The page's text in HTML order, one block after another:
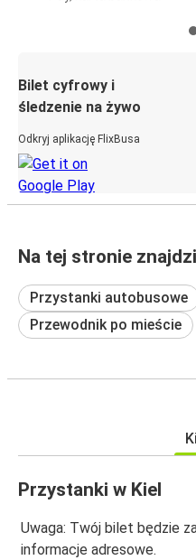
Bilet cyfrowy i
śledzenie na żywo
Odkryj aplikację FlixBusa
Na tej stronie
Przystanki autobusowe
Przewodnik po mieście
Przystanki w Kiel
Uwaga: Twój bilet będzie
informacje adresowe.